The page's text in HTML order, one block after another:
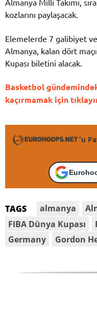
Almanya Milli Takımı,
kozlarını paylaşacak.
Elemelerde 7 galibiyet
Almanya, kalan dört
Kupası biletini alacak.
Basketbol
kaçırmamak için
'u
TAGS almanya
FIBA Dünya Kupası
Germany
Gordon